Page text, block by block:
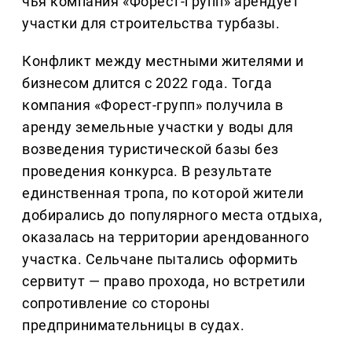
участки для строительства турбазы.
Конфликт между местными жителями и
бизнесом длится с 2022 года. Тогда
компания «Форест-групп» получила в
аренду земельные участки у воды для
возведения туристической базы без
проведения конкурса. В результате
единственная тропа, по которой жители
добирались до популярного места отдыха,
оказалась на территории арендованного
участка. Сельчане пытались оформить
сервитут — право прохода, но встретили
сопротивление со стороны
предпринимательницы в судах.